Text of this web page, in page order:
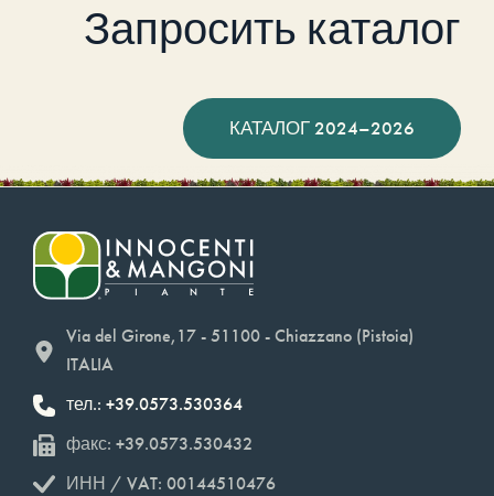
Запросить каталог
КАТАЛОГ 2024–2026
Via del Girone,17 - 51100 - Chiazzano (Pistoia)
ITALIA
тел.: +39.0573.530364
факс: +39.0573.530432
ИНН / VAT: 00144510476